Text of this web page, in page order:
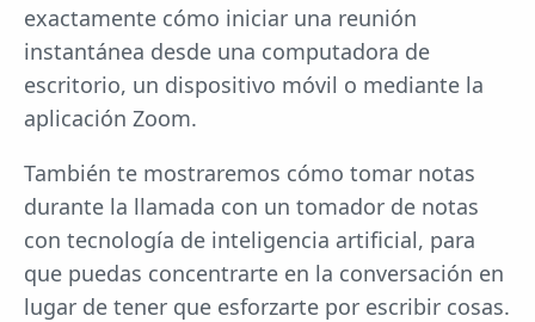
exactamente cómo iniciar una reunión
instantánea desde una computadora de
escritorio, un dispositivo móvil o mediante la
aplicación Zoom.
También te mostraremos cómo tomar notas
durante la llamada con un tomador de notas
con tecnología de inteligencia artificial, para
que puedas concentrarte en la conversación en
lugar de tener que esforzarte por escribir cosas.